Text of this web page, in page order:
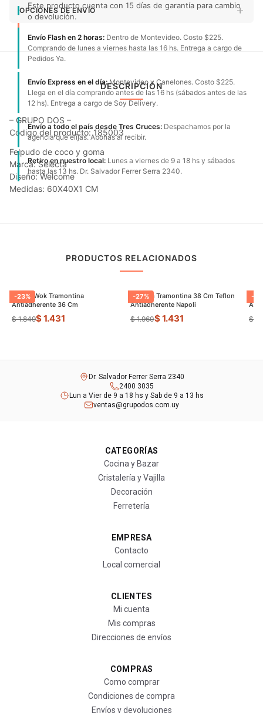
Este producto cuenta con 15 días de garantía para cambio
o devolución.
OPCIONES DE ENVÍO
Envío Flash en 2 horas: Dentro de Montevideo. Costo $225.
Comprando de lunes a viernes hasta las 16 hs. Entrega a cargo de
Pedidos Ya.
Envío Express en el día:Montevideo y Canelones. Costo $225.
Llega en el día comprando antes de las 16 hs (sábados antes de las
12 hs). Entrega a cargo de Soy Delivery.
Envío a todo el país desde Tres Cruces: Despachamos por la
agencia que elijas. Abonas al recibir.
Retiro en nuestro local: Lunes a viernes de 9 a 18 hs y sábados
hasta las 13 hs. Dr. Salvador Ferrer Serra 2340.
DESCRIPCIÓN
– GRUPO DOS –
Código del producto: 185003
Felpudo de coco y goma
Marca: Selecta
Diseño: Welcome
Medidas: 60X40X1 CM
PRODUCTOS RELACIONADOS
-23%
Sarten Wok Tramontina
Antiadherente 36 Cm
$ 1.849$ 1.431
-27%
Paellera Tramontina 38 Cm Teflon
Antiadherente Napoli
$ 1.960$ 1.431
-
$
Dr. Salvador Ferrer Serra 2340
2400 3035
Lun a Vier de 9 a 18 hs y Sab de 9 a 13 hs
ventas@grupodos.com.uy
CATEGORÍAS
Cocina y Bazar
Cristalería y Vajilla
Decoración
Ferretería
EMPRESA
Contacto
Local comercial
CLIENTES
Mi cuenta
Mis compras
Direcciones de envíos
COMPRAS
Como comprar
Condiciones de compra
Envíos y devoluciones